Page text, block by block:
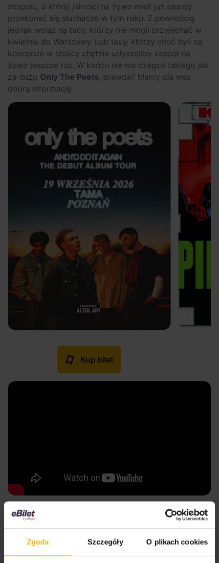
Zgoda Szczegóły O plikach cookies
zespołu, o której jakości na żywo mieli już okazję
przekonać się słuchacze w tym roku. Z pewnością
jednak wciąż są tacy, którzy nie mogli przyjechać w
kwietniu do Warszawy. Lub tacy, którzy choć byli na
koncercie w stolicy chętnie usłyszeliby zespół na
żywo jeszcze raz. W końcu nie ma czegoś takiego jak
za dużo Only The Poets, prawda? Mamy dla was
dobrą informację.
Kup bilet
Tym razem w Poznaniu
klubie Tama w ramach oficjalnej trasy promującej
album“And I’d Do It Again”. Oznacza to, że koncert